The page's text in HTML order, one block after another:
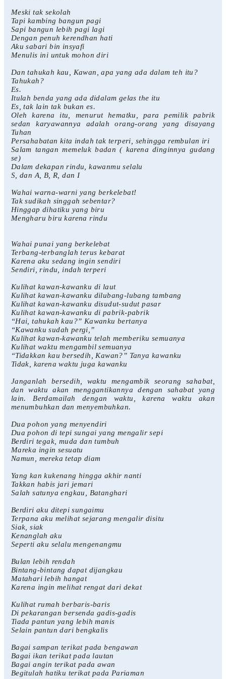
Meski tak sekolah
Tapi kambing bangun pagi
Sapi bangun lebih pagi lagi
Dengan penuh kerendhan hati
Aku sabari bin insyafi
Menulis ini untuk mohon diri
Dan tahukah kau, Kawan, apa yang ada dalam teh itu?
Tahukah?
Es.
Itulah benda yang ada didalam gelas the itu
Es, tak lain tak bukan es.
Oleh karena itu, menurut hematku, para pemilik pabrik
sedan karyawannya adalah orang-orang yang disayang
Tuhan
Persahabatan kita indah tak terperi, sehingga rembulan iri
Salam tangan memeluk badan ( karena dinginnya gudang
se)
Dalam dekapan rindu, kawanmu selalu
S, dan A, B, R, dan I
Wahai warna-warni yang berkelebat!
Tak sudikah singgah sebentar?
Hinggap dihatiku yang biru
Mengharu biru karena rindu
Wahai punai yang berkelebat
Terbang-terbanglah terus kebarat
Karena aku sedang ingin sendiri
Sendiri, rindu, indah terperi
Kulihat kawan-kawanku di laut
Kulihat kawan-kawanku dilubang-lubang tambang
Kulihat kawan-kawanku disudut-sudut pasar
Kulihat kawan-kawanku di pabrik-pabrik
“Hai, tahukah kau?” Kawanku bertanya
“Kawanku sudah pergi,”
Kulihat kawan-kawanku telah memberiku semuanya
Kulihat waktu mengambil semuanya
“Tidakkan kau bersedih, Kawan?” Tanya kawanku
Tidak, karena waktu juga kawanku
Janganlah bersedih, waktu mengambik seorang sahabat,
dan waktu akan menggantikannya dengan sahabat yang
lain. Berdamailah dengan waktu, karena waktu akan
menumbuhkan dan menyembuhkan.
Dua pohon yang menyendiri
Dua pohon di tepi sungai yang mengalir sepi
Berdiri tegak, muda dan tumbuh
Mareka ingin sesuatu
Namun, mereka tetap diam
Yang kan kukenang hingga akhir nanti
Takkan habis jari jemari
Salah satunya engkau, Batanghari
Berdiri aku ditepi sungaimu
Terpana aku melihat sejarang mengalir disitu
Siak, siak
Kenanglah aku
Seperti aku selalu mengenangmu
Bulan lebih rendah
Bintang-bintang dapat dijangkau
Matahari lebih hangat
Karena ingin melihat rengat dari dekat
Kulihat rumah berbaris-baris
Di pekarangan bersenda gadis-gadis
Tiada pantun yang lebih manis
Selain pantun dari bengkalis
Bagai sampan terikat pada bengawan
Bagai ikan terikat pada lautan
Bagai angin terikat pada awan
Begitulah hatiku terikat pada Pariaman